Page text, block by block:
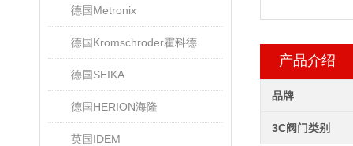
德国Metronix
德国Kromschroder霍科德
德国SEIKA
德国HERION海隆
英国IDEM
产品介绍
品牌
3C阀门类别